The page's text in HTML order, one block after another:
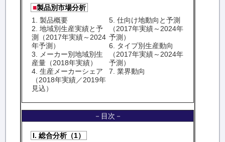
■製品別市場分析
1. 製品概要
2. 地域別生産実績と予
測（2017年実績～2024
年予測）
3. メーカー別地域別生
産量（2018年実績）
4. 生産メーカーシェア
（2018年実績／2019年
見込）
5. 仕向け地動向と予測
（2017年実績～2024年
予測）
6. タイプ別生産動向
（2017年実績～2024年
予測）
7. 業界動向
－目次－
I. 総合分析（1）